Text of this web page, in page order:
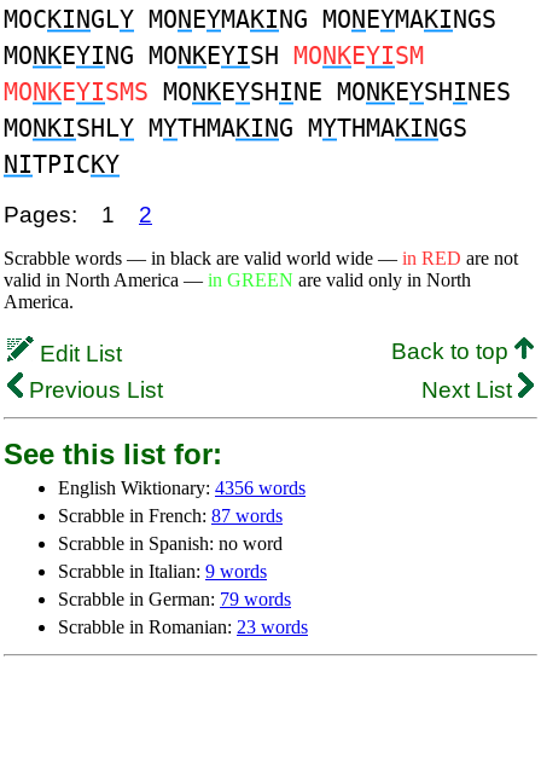
MOCKINGLY MONEYMAKING MONEYMAKINGS
MONKEYING MONKEYISH MONKEYISM
MONKEYISMS MONKEYSHINE MONKEYSHINES
MONKISHLY MYTHMAKING MYTHMAKINGS
NITPICKY
Pages: 1 2
Scrabble words — in black are valid world wide — in RED are not
valid in North America — in GREEN are valid only in North
America.
Edit List
Back to top
Previous List
Next List
See this list for:
English Wiktionary: 4356 words
Scrabble in French: 87 words
Scrabble in Spanish: no word
Scrabble in Italian: 9 words
Scrabble in German: 79 words
Scrabble in Romanian: 23 words